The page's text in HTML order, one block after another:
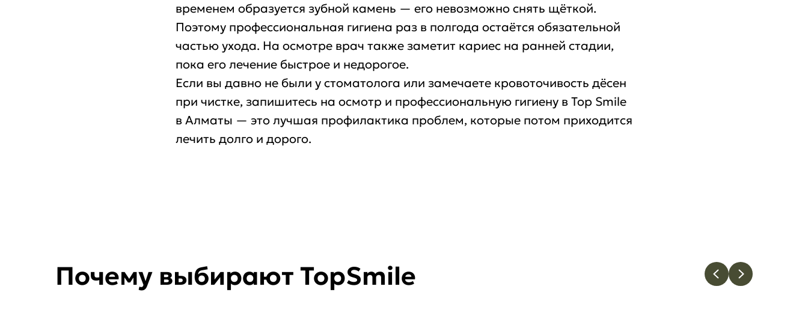
временем образуется зубной камень — его невозможно снять щёткой.
Поэтому профессиональная гигиена раз в полгода остаётся обязательной
частью ухода. На осмотре врач также заметит кариес на ранней стадии,
пока его лечение быстрое и недорогое.
Если вы давно не были у стоматолога или замечаете кровоточивость дёсен
при чистке, запишитесь на осмотр и профессиональную гигиену в Top Smile
в Алматы — это лучшая профилактика проблем, которые потом приходится
лечить долго и дорого.
Почему выбирают TopSmile